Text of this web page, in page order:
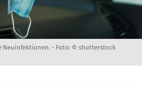
Neuinfektionen. - Foto: © shutterstock